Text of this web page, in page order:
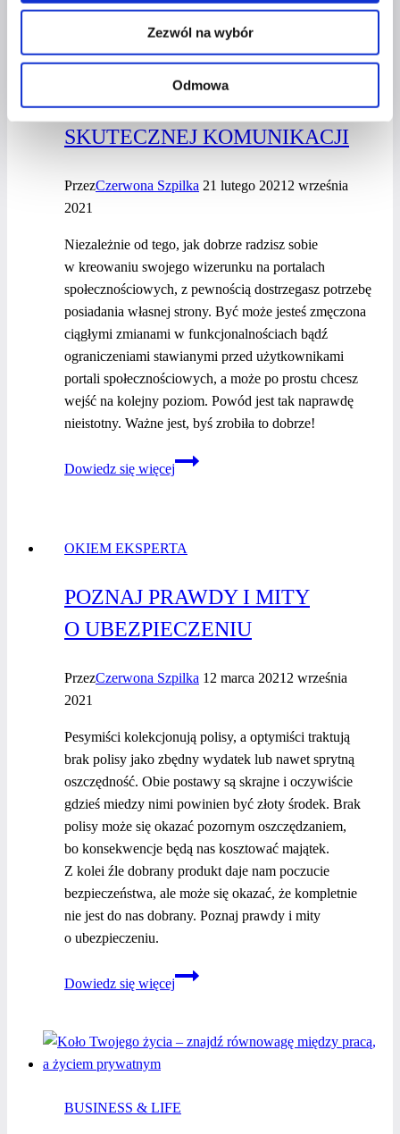
Zezwól na wybór
Odmowa
Pareto,
filozofia
KAIZEN
–
sposoby
na osiąganie
OKIEM EKSPERTA
STRONA WWW – PODSTAWA
SKUTECZNEJ KOMUNIKACJI
PrzezCzerwona Szpilka 21 lutego 20212 września
2021
Niezależnie od tego, jak dobrze radzisz sobie
w kreowaniu swojego wizerunku na portalach
społecznościowych, z pewnością dostrzegasz potrzebę
posiadania własnej strony. Być może jesteś zmęczona
ciągłymi zmianami w funkcjonalnościach bądź
ograniczeniami stawianymi przed użytkownikami
portali społecznościowych, a może po prostu chcesz
wejść na kolejny poziom. Powód jest tak naprawdę
nieistotny. Ważne jest, byś zrobiła to dobrze!
Dowiedz się więcej
Strona
skutecznej
OKIEM EKSPERTA
POZNAJ PRAWDY I MITY
O UBEZPIECZENIU
PrzezCzerwona Szpilka 12 marca 20212 września
2021
Pesymiści kolekcjonują polisy, a optymiści traktują
brak polisy jako zbędny wydatek lub nawet sprytną
oszczędność. Obie postawy są skrajne i oczywiście
gdzieś miedzy nimi powinien być złoty środek. Brak
polisy może się okazać pozornym oszczędzaniem,
bo konsekwencje będą nas kosztować majątek.
Z kolei źle dobrany produkt daje nam poczucie
bezpieczeństwa, ale może się okazać, że kompletnie
nie jest do nas dobrany. Poznaj prawdy i mity
o ubezpieczeniu.
Dowiedz się więcej
Poznaj
o ubezpieczeniu
BUSINESS & LIFE